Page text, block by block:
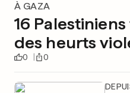
À GAZA
16
des heurts
0 0